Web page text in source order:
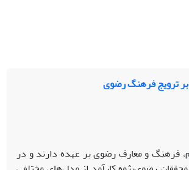
بر ترویج فرهنگ رضوی
فرهنگ و معارف رضوی بر عهده دارند و در